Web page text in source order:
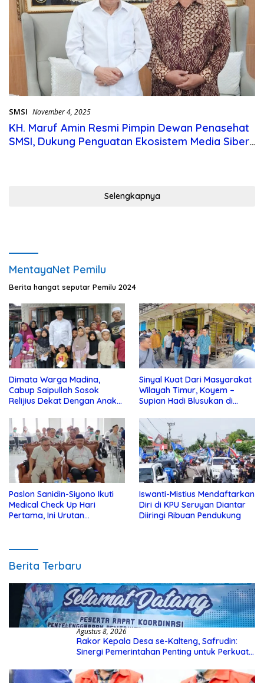
SMSI November 4, 2025
KH. Maruf Amin Resmi Pimpin Dewan Penasehat
SMSI, Dukung Penguatan Ekosistem Media Siber
Selengkapnya
MentayaNet Pemilu
Berita hangat seputar Pemilu 2024
Dimata Warga Madina,
Cabup Saipullah Sosok
Relijius Dekat Dengan Anak
Sinyal Kuat Dari Masyarakat
Wilayah Timur, Koyem –
Supian Hadi Blusukan di
Paslon Sanidin-Siyono Ikuti
Medical Check Up Hari
Pertama, Ini Urutan
Iswanti-Mistius Mendaftarkan
Diri di KPU Seruyan Diantar
Diiringi Ribuan Pendukung
Berita Terbaru
Agustus 8, 2026
Rakor Kepala Desa se-Kalteng, Safrudin:
Sinergi Pemerintahan Penting untuk Perkuat